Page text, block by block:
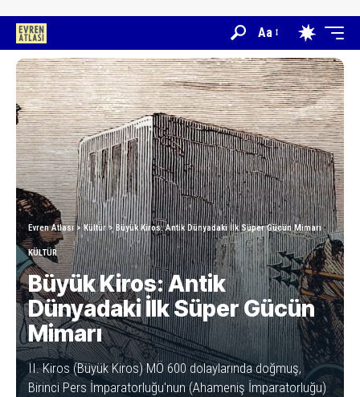
Aa
Evren Atlası>Kültür>Büyük Kiros: Antik Dünyadaki İlk Süper Gücün Mimarı
KÜLTÜR
Büyük Kiros: Antik
Dünyadaki İlk Süper Gücün
Mimarı
II. Kiros (Büyük Kiros) MÖ 600 dolaylarında doğmuş,
Birinci Pers İmparatorluğu'nun (Ahameniş İmparatorluğu)